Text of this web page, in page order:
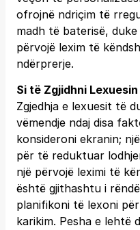
ofrojnë ndriçim të
madh të baterisë,
përvojë lexim të
ndërprerje.
Si të Zgjidhni
Zgjedhja e lexuesit të
vëmendje ndaj disa
konsideroni ekranin;
për të reduktuar
një përvojë leximi të
është gjithashtu i
planifikoni të lexoni
karikim. Pesha e lehtë